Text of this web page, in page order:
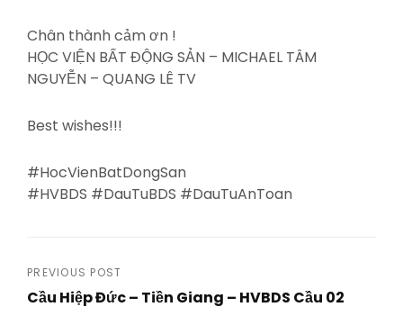
Chân thành cảm ơn !
HỌC VIỆN BẤT ĐỘNG SẢN – MICHAEL TÂM
NGUYỄN – QUANG LÊ TV
Best wishes!!!
#HocVienBatDongSan
#HVBDS #DauTuBDS #DauTuAnToan
Post
navigation
PREVIOUS POST
Cầu Hiệp Đức – Tiền Giang – HVBDS Cầu 02